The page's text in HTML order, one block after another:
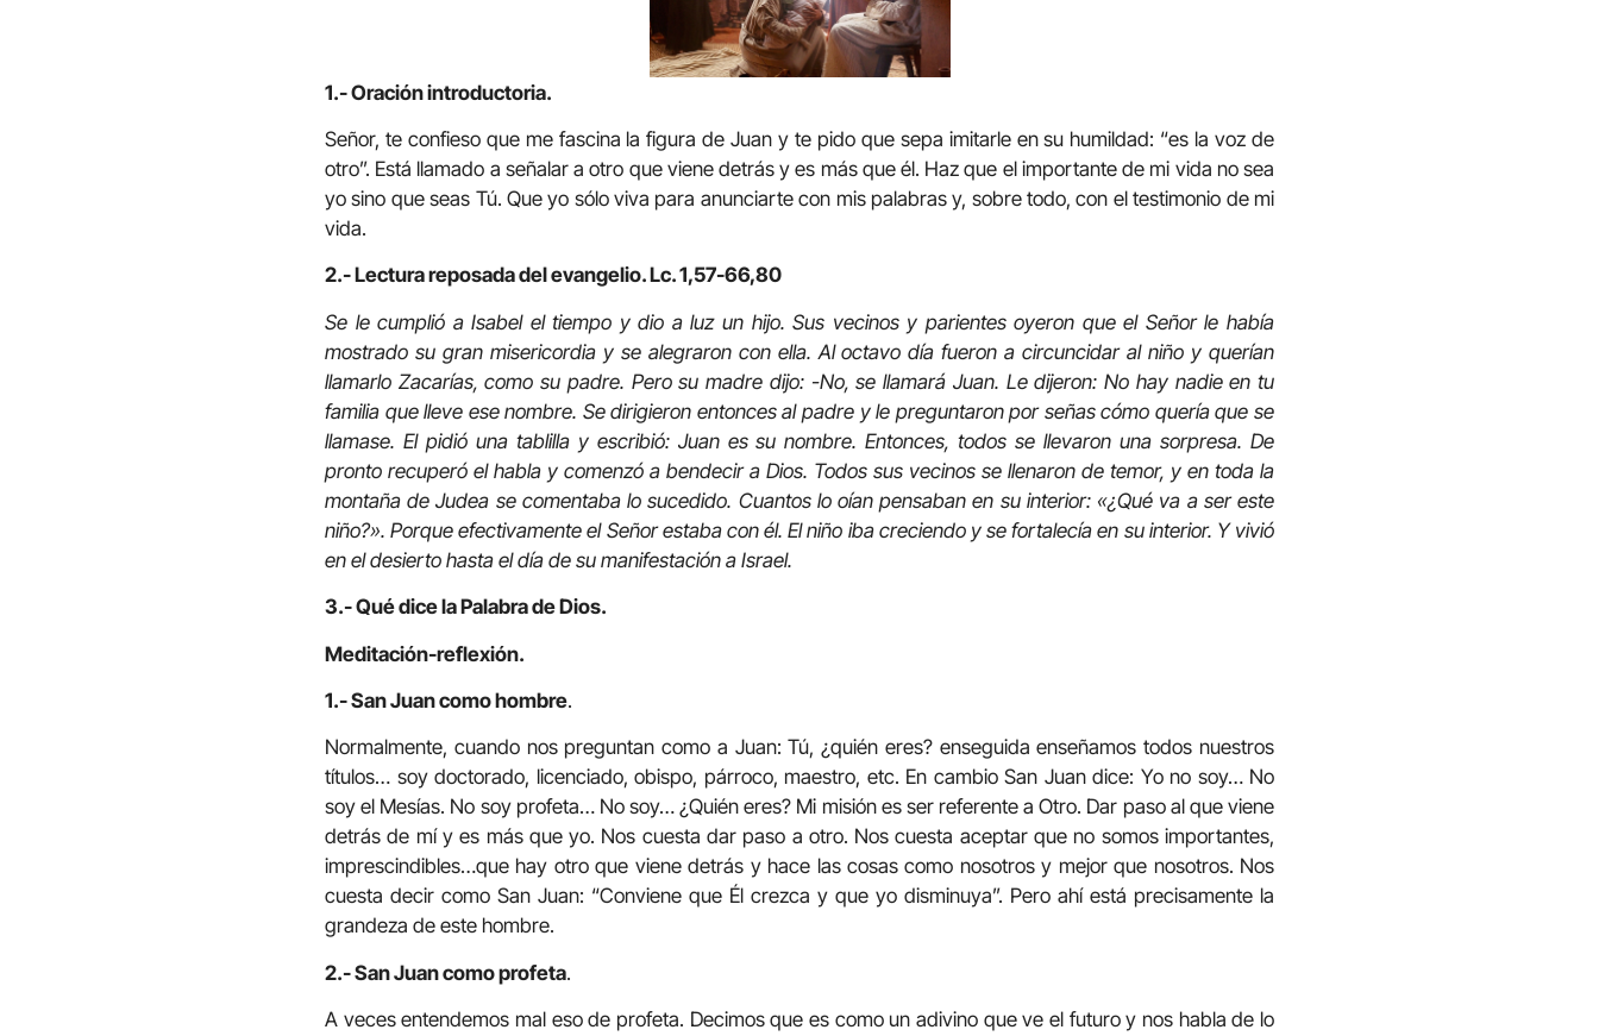
1.- Oración introductoria.
Señor, te confieso que me fascina la figura de Juan y te pido que sepa imitarle en su humildad: “es la voz de
otro”. Está llamado a señalar a otro que viene detrás y es más que él. Haz que el importante de mi vida no sea
yo sino que seas Tú. Que yo sólo viva para anunciarte con mis palabras y, sobre todo, con el testimonio de mi
vida.
2.- Lectura reposada del evangelio. Lc. 1,57-66,80
Se le cumplió a Isabel el tiempo y dio a luz un hijo. Sus vecinos y parientes oyeron que el Señor le había
mostrado su gran misericordia y se alegraron con ella. Al octavo día fueron a circuncidar al niño y querían
llamarlo Zacarías, como su padre. Pero su madre dijo: -No, se llamará Juan. Le dijeron: No hay nadie en tu
familia que lleve ese nombre. Se dirigieron entonces al padre y le preguntaron por señas cómo quería que se
llamase. El pidió una tablilla y escribió: Juan es su nombre. Entonces, todos se llevaron una sorpresa. De
pronto recuperó el habla y comenzó a bendecir a Dios. Todos sus vecinos se llenaron de temor, y en toda la
montaña de Judea se comentaba lo sucedido. Cuantos lo oían pensaban en su interior: «¿Qué va a ser este
niño?». Porque efectivamente el Señor estaba con él. El niño iba creciendo y se fortalecía en su interior. Y vivió
en el desierto hasta el día de su manifestación a Israel.
3.- Qué dice la Palabra de Dios.
Meditación-reflexión.
1.- San Juan como hombre.
Normalmente, cuando nos preguntan como a Juan: Tú, ¿quién eres? enseguida enseñamos todos nuestros
títulos… soy doctorado, licenciado, obispo, párroco, maestro, etc. En cambio San Juan dice: Yo no soy… No
soy el Mesías. No soy profeta… No soy… ¿Quién eres? Mi misión es ser referente a Otro. Dar paso al que viene
detrás de mí y es más que yo. Nos cuesta dar paso a otro. Nos cuesta aceptar que no somos importantes,
imprescindibles…que hay otro que viene detrás y hace las cosas como nosotros y mejor que nosotros. Nos
cuesta decir como San Juan: “Conviene que Él crezca y que yo disminuya”. Pero ahí está precisamente la
grandeza de este hombre.
2.- San Juan como profeta.
A veces entendemos mal eso de profeta. Decimos que es como un adivino que ve el futuro y nos habla de lo